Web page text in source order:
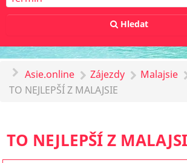
Hledat
Asie.online Zájezdy
Malajsie
TO NEJLEPŠÍ Z MALAJSIE
TO NEJLEPŠÍ Z